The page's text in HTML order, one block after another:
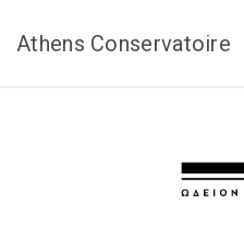
Athens Conservatoire